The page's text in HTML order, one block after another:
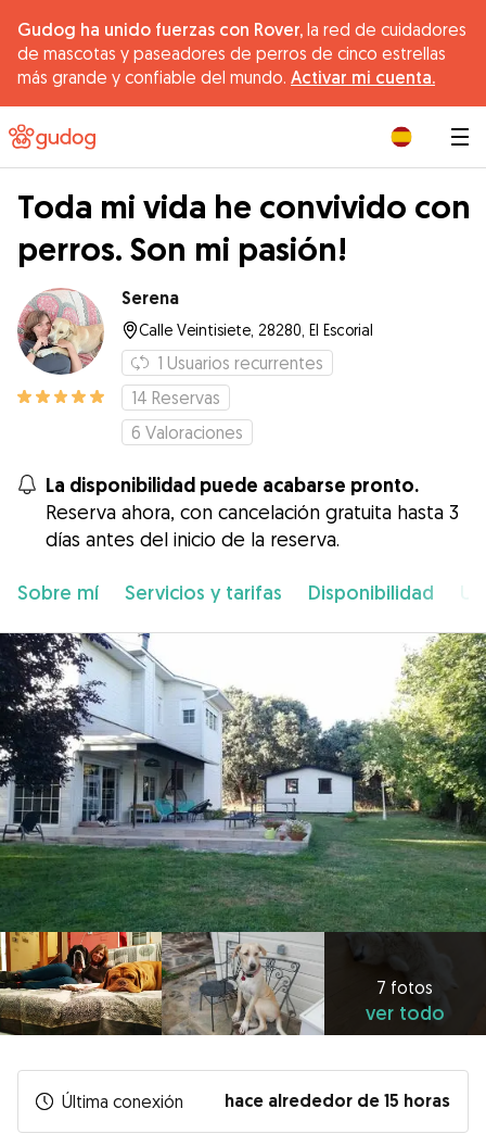
Gudog ha unido fuerzas con Rover, la red de cuidadores
de mascotas y paseadores de perros de cinco estrellas
más grande y confiable del mundo. Activar mi cuenta.
Toda mi vida he convivido con
perros. Son mi pasión!
Serena
Calle Veintisiete, 28280, El Escorial
1 Usuarios recurrentes
14 Reservas
6 Valoraciones
La disponibilidad puede acabarse pronto.
Reserva ahora, con cancelación gratuita hasta 3
días antes del inicio de la reserva.
Sobre mí Servicios y tarifas Disponibilidad
7 fotos
ver todo
Última conexión hace alrededor de 15 horas